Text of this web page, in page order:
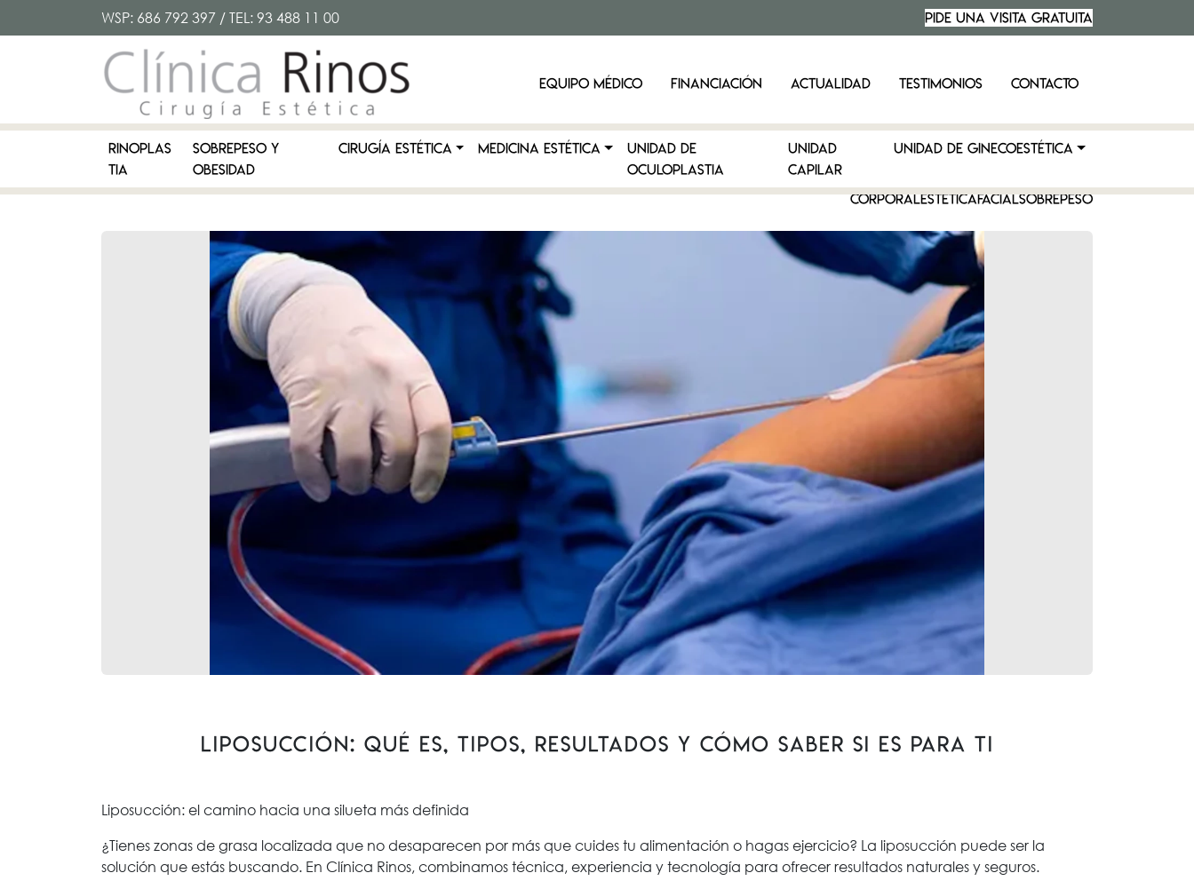
WSP: 686 792 397 / TEL:93 488 11 00 PIDE UNA VISITA GRATUITA
EQUIPO MÉDICO FINANCIACIÓN ACTUALIDAD TESTIMONIOS CONTACTO
RINOPLAS
TIA
SOBREPESO Y
OBESIDAD
CIRUGÍA ESTÉTICA MEDICINA ESTÉTICA
Unidad de
Oculoplastia
UNIDAD
CAPILAR
UNIDAD DE GINECOESTÉTICA
CORPORALESTÉTICAFACIALSOBREPESO
Liposucción: qué es, tipos, resultados y cómo saber si es para ti
Liposucción: el camino hacia una silueta más definida
¿Tienes zonas de grasa localizada que no desaparecen por más que cuides tu alimentación o hagas ejercicio? La liposucción puede ser la
solución que estás buscando. En Clínica Rinos, combinamos técnica, experiencia y tecnología para ofrecer resultados naturales y seguros.